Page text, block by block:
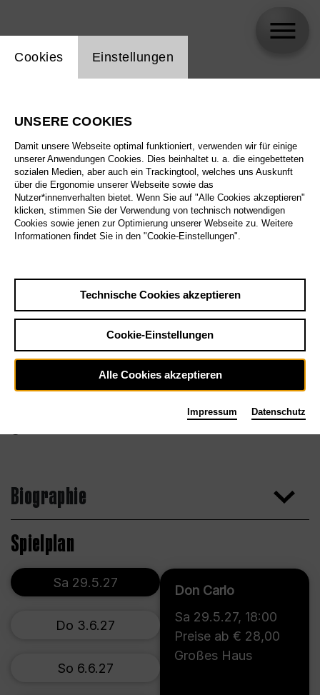
Biographie
Spielplan
Don Carlo
Sa 29.5.27, 18:00
Preise ab € 28,00
Großes Haus
Sa 29.5.27
Do 3.6.27
So 6.6.27
Einstellung Website Cookie
Cookies Einstellungen
UNSERE COOKIES
Damit unsere Webseite optimal funktioniert, verwenden wir für einige
unserer Anwendungen Cookies. Dies beinhaltet u. a. die eingebetteten
sozialen Medien, aber auch ein Trackingtool, welches uns Auskunft
über die Ergonomie unserer Webseite sowie das
Nutzer*innenverhalten bietet. Wenn Sie auf "Alle Cookies akzeptieren"
klicken, stimmen Sie der Verwendung von technisch notwendigen
Cookies sowie jenen zur Optimierung unserer Webseite zu. Weitere
Informationen findet Sie in den "Cookie-Einstellungen".
Technische Cookies akzeptieren
Cookie-Einstellungen
Alle Cookies akzeptieren
Impressum Datenschutz